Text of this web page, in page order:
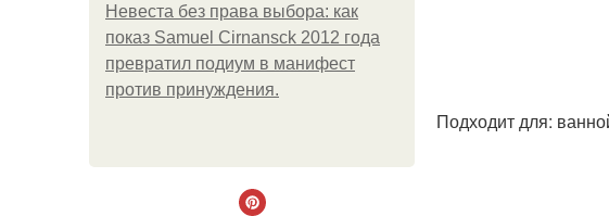
Невеста без права выбора: как
показ Samuel Cirnansck 2012 года
превратил подиум в манифест
против принуждения.
Подходит для: